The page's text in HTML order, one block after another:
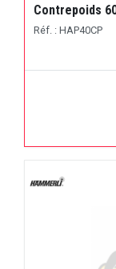
Contrepoids
Réf. : HAP40CP